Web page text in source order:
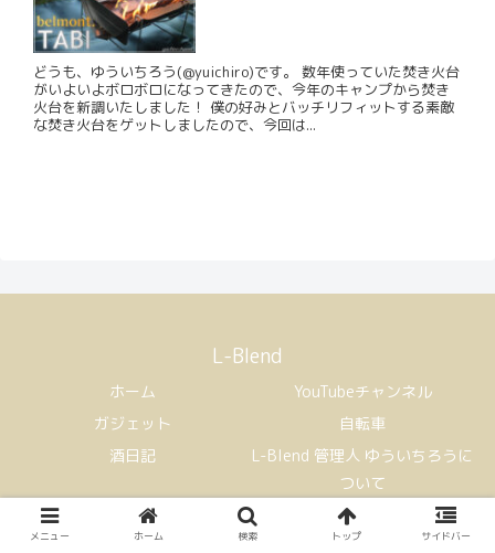
どうも、ゆういちろう(@yuichiro)です。 数年使っていた焚き火台
がいよいよボロボロになってきたので、今年のキャンプから焚き
火台を新調いたしました！ 僕の好みとバッチリフィットする素敵
な焚き火台をゲットしましたので、今回は...
L-Blend
ホーム
YouTubeチャンネル
ガジェット
自転車
酒日記
L-Blend 管理人 ゆういちろうに
ついて
Copyright © 2021 L-Blend All Rights Reserved.
メニュー ホーム 検索 トップ サイドバー